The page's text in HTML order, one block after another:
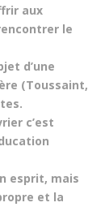
aux
le
d’une
(Toussaint,
c’est
esprit, mais
et la